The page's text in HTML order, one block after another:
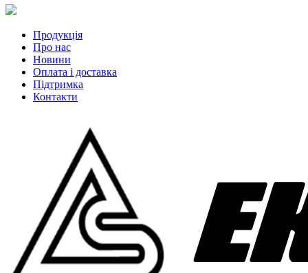
Продукція
Про нас
Новини
Оплата і доставка
Підтримка
Контакти